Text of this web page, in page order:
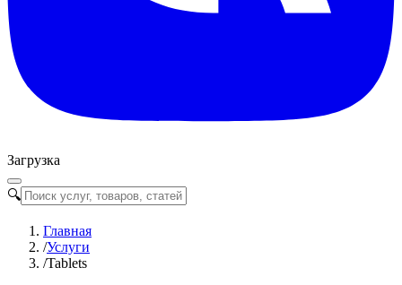
Загрузка
🔍
Главная
/Услуги
/Tablets